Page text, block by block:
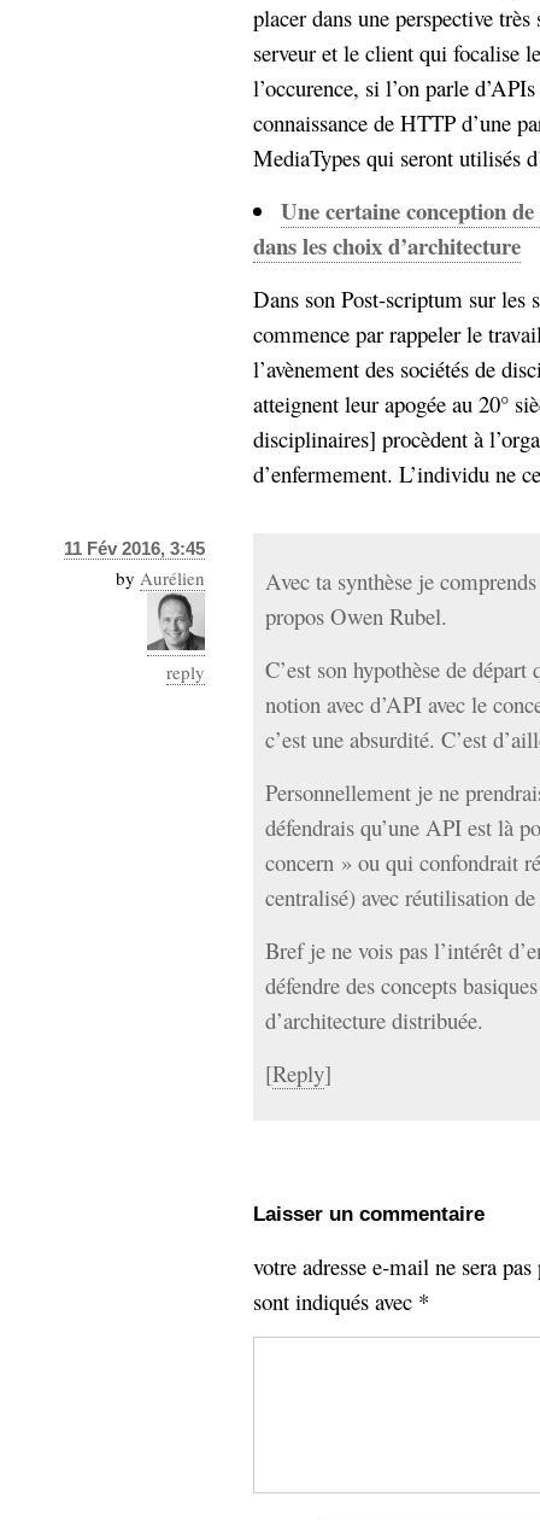
placer dans une perspective
serveur et le client qui focalise
l’occurence, si l’on parle
connaissance de HTTP d’une
MediaTypes qui seront utilisés
Une certaine conception
dans les choix d’architecture
Dans son Post-scriptum sur les
commence par rappeler le
l’avènement des sociétés de
atteignent leur apogée au 20°
disciplinaires] procèdent à
d’enfermement. L’individu ne
11 Fév 2016, 3:45
by Aurélien
reply
Avec ta synthèse je
propos Owen Rubel.
C’est son hypothèse de
notion avec d’API avec le
c’est une absurdité. C’est
Personnellement je ne
défendrais qu’une API est là
concern » ou qui confondrait
centralisé) avec réutilisation
Bref je ne vois pas l’intérêt
défendre des concepts
d’architecture distribuée.
[Reply]
Laisser un commentaire
votre adresse e-mail ne sera
sont indiqués avec *